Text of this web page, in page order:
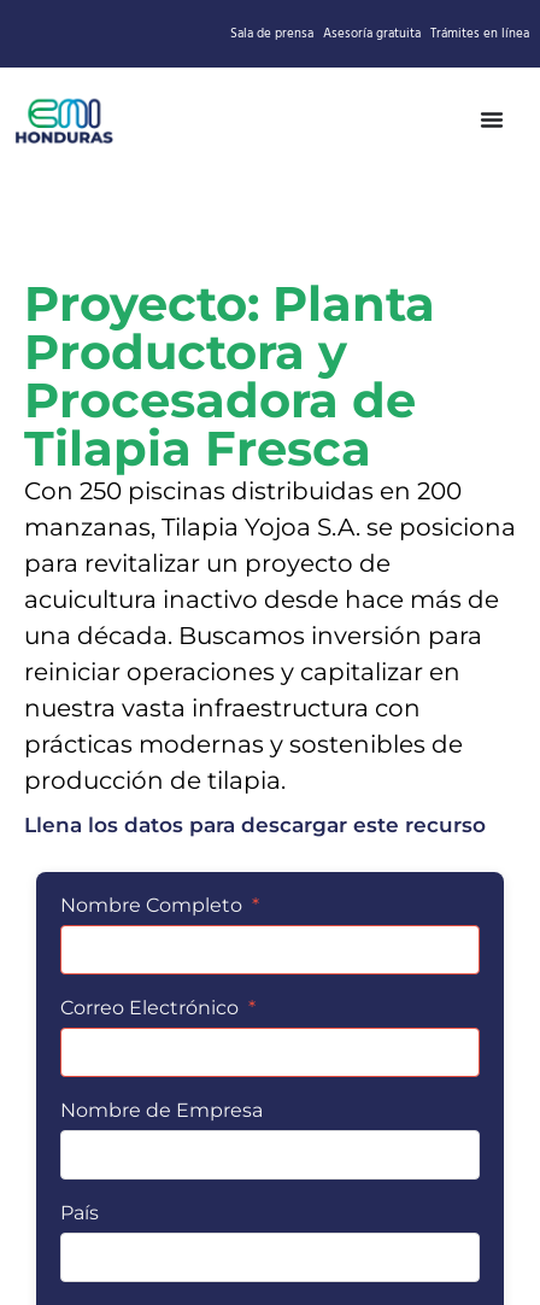
Sala de prensa Asesoría gratuita Trámites en línea
Proyecto: Planta
Productora y
Procesadora de
Tilapia Fresca
Con 250 piscinas distribuidas en 200
manzanas, Tilapia Yojoa S.A. se posiciona
para revitalizar un proyecto de
acuicultura inactivo desde hace más de
una década. Buscamos inversión para
reiniciar operaciones y capitalizar en
nuestra vasta infraestructura con
prácticas modernas y sostenibles de
producción de tilapia.
Llena los datos para descargar este recurso
Nombre Completo *
Correo Electrónico *
Nombre de Empresa
País